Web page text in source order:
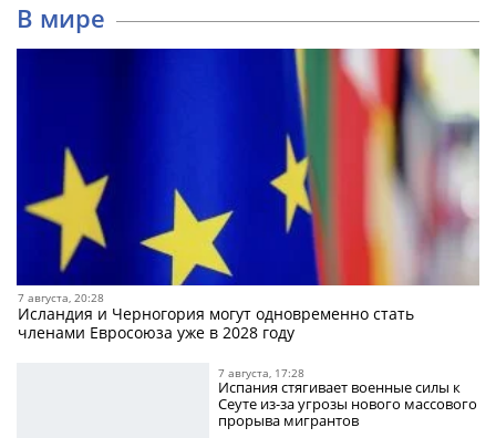
В мире
7 августа, 20:28
Исландия и Черногория могут одновременно стать
членами Евросоюза уже в 2028 году
7 августа, 17:28
Испания стягивает военные силы к
Сеуте из-за угрозы нового массового
прорыва мигрантов